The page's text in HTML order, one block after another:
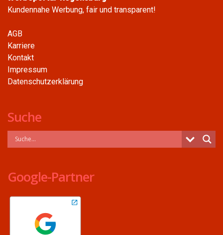
Kundennahe Werbung, fair und transparent!
AGB
Karriere
Kontakt
Impressum
Datenschutzerklärung
Suche
Google-Partner